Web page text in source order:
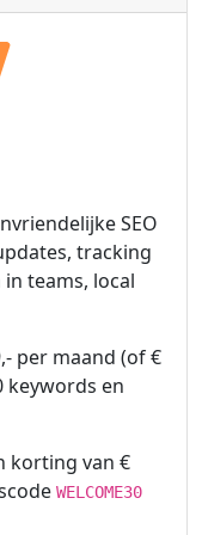
SEO
tracking
teams, local
per maand (of €
keywords en
korting van €
WELCOME30